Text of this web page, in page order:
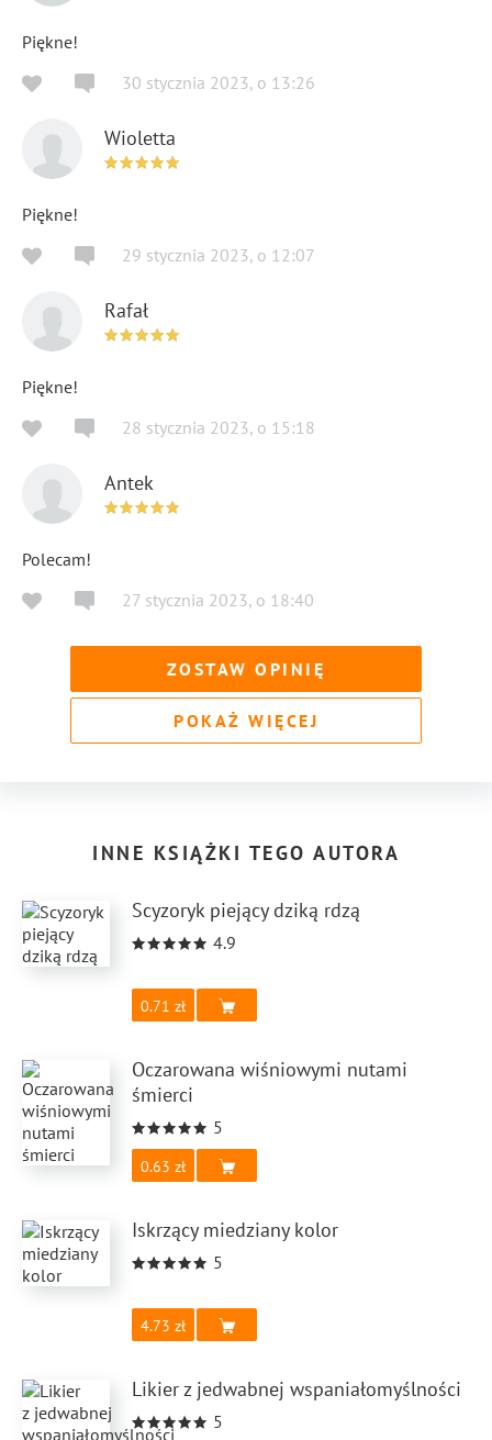
Piękne!
30 stycznia 2023, o 13:26
Wioletta
Piękne!
29 stycznia 2023, o 12:07
Rafał
Piękne!
28 stycznia 2023, o 15:18
Antek
Polecam!
27 stycznia 2023, o 18:40
ZOSTAW OPINIĘ
POKAŻ WIĘCEJ
INNE KSIĄŻKI TEGO AUTORA
Scyzoryk piejący dziką rdzą
4.9
0.71
Oczarowana wiśniowymi nutami
śmierci
5
0.63
Iskrzący miedziany kolor
5
4.73
Likier z jedwabnej wspaniałomyślności
5